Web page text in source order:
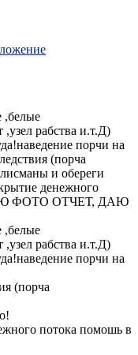
,белые
рабства и.т.Д)
порчи на
(порча
и обереги
денежного
ФОТО ОТЧЕТ, ДАЮ
,белые
рабства и.т.Д)
порчи на
(порча
потока помошь в